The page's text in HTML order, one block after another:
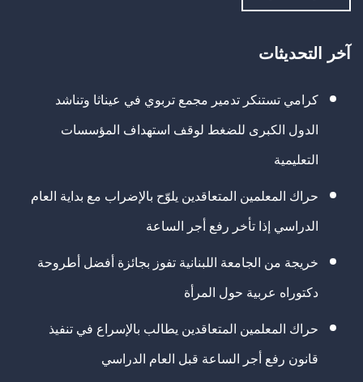
آخر التحديثات
كرامي تستنكر تدمير مجمع تربوي في عيناثا وتناشد
الدول الكبرى للضغط لوقف استهداف المؤسسات
التعليمية
حراك المعلمين المتعاقدين يلوّح بالإضراب مع بداية العام
الدراسي إذا تأخر رفع أجر الساعة
خريجة من الجامعة اللبنانية تفوز بجائزة أفضل أطروحة
دكتوراه عربية حول المرأة
حراك المعلمين المتعاقدين يطالب بالإسراع في تنفيذ
قانون رفع أجر الساعة قبل العام الدراسي